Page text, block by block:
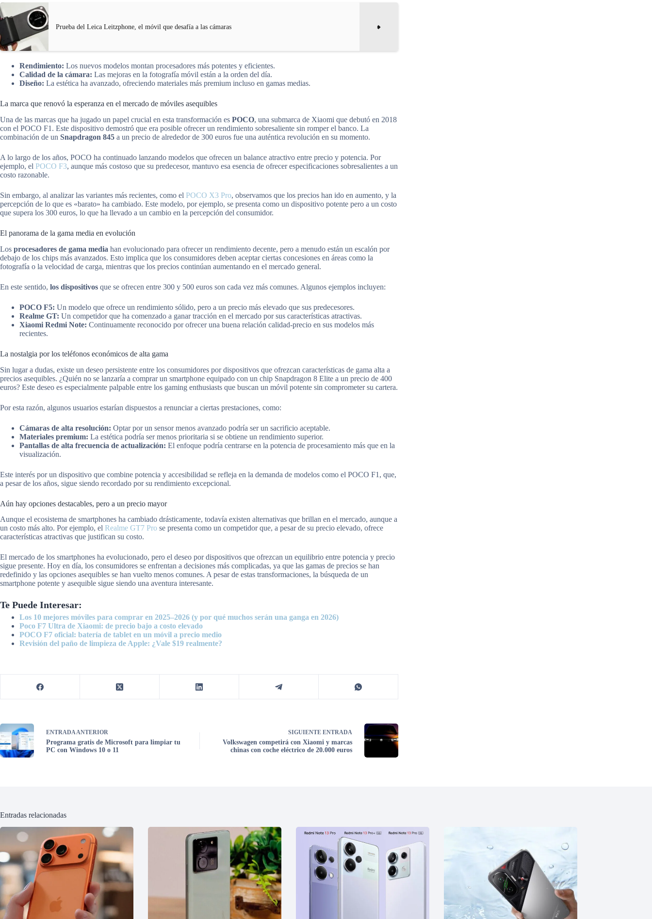
Prueba del Leica Leitzphone, el móvil que desafía a las cámaras
Rendimiento: Los nuevos modelos montan procesadores más potentes y eficientes.
Calidad de la cámara: Las mejoras en la fotografía móvil están a la orden del día.
Diseño: La estética ha avanzado, ofreciendo materiales más premium incluso en gamas medias.
La marca que renovó la esperanza en el mercado de móviles asequibles
Una de las marcas que ha jugado un papel crucial en esta transformación es POCO, una submarca de Xiaomi que debutó en 2018
con el POCO F1. Este dispositivo demostró que era posible ofrecer un rendimiento sobresaliente sin romper el banco. La
combinación de un Snapdragon 845 a un precio de alrededor de 300 euros fue una auténtica revolución en su momento.
A lo largo de los años, POCO ha continuado lanzando modelos que ofrecen un balance atractivo entre precio y potencia. Por
ejemplo, el POCO F3, aunque más costoso que su predecesor, mantuvo esa esencia de ofrecer especificaciones sobresalientes a un
costo razonable.
Sin embargo, al analizar las variantes más recientes, como el POCO X3 Pro, observamos que los precios han ido en aumento, y la
percepción de lo que es «barato» ha cambiado. Este modelo, por ejemplo, se presenta como un dispositivo potente pero a un costo
que supera los 300 euros, lo que ha llevado a un cambio en la percepción del consumidor.
El panorama de la gama media en evolución
Los procesadores de gama media han evolucionado para ofrecer un rendimiento decente, pero a menudo están un escalón por
debajo de los chips más avanzados. Esto implica que los consumidores deben aceptar ciertas concesiones en áreas como la
fotografía o la velocidad de carga, mientras que los precios continúan aumentando en el mercado general.
En este sentido, los dispositivos que se ofrecen entre 300 y 500 euros son cada vez más comunes. Algunos ejemplos incluyen:
POCO F5: Un modelo que ofrece un rendimiento sólido, pero a un precio más elevado que sus predecesores.
Realme GT: Un competidor que ha comenzado a ganar tracción en el mercado por sus características atractivas.
Xiaomi Redmi Note: Continuamente reconocido por ofrecer una buena relación calidad-precio en sus modelos más
recientes.
La nostalgia por los teléfonos económicos de alta gama
Sin lugar a dudas, existe un deseo persistente entre los consumidores por dispositivos que ofrezcan características de gama alta a
precios asequibles. ¿Quién no se lanzaría a comprar un smartphone equipado con un chip Snapdragon 8 Elite a un precio de 400
euros? Este deseo es especialmente palpable entre los gaming enthusiasts que buscan un móvil potente sin comprometer su cartera.
Por esta razón, algunos usuarios estarían dispuestos a renunciar a ciertas prestaciones, como:
Cámaras de alta resolución: Optar por un sensor menos avanzado podría ser un sacrificio aceptable.
Materiales premium: La estética podría ser menos prioritaria si se obtiene un rendimiento superior.
Pantallas de alta frecuencia de actualización: El enfoque podría centrarse en la potencia de procesamiento más que en la
visualización.
Este interés por un dispositivo que combine potencia y accesibilidad se refleja en la demanda de modelos como el POCO F1, que,
a pesar de los años, sigue siendo recordado por su rendimiento excepcional.
Aún hay opciones destacables, pero a un precio mayor
Aunque el ecosistema de smartphones ha cambiado drásticamente, todavía existen alternativas que brillan en el mercado, aunque a
un costo más alto. Por ejemplo, el Realme GT7 Pro se presenta como un competidor que, a pesar de su precio elevado, ofrece
características atractivas que justifican su costo.
El mercado de los smartphones ha evolucionado, pero el deseo por dispositivos que ofrezcan un equilibrio entre potencia y precio
sigue presente. Hoy en día, los consumidores se enfrentan a decisiones más complicadas, ya que las gamas de precios se han
redefinido y las opciones asequibles se han vuelto menos comunes. A pesar de estas transformaciones, la búsqueda de un
smartphone potente y asequible sigue siendo una aventura interesante.
Te Puede Interesar:
Los 10 mejores móviles para comprar en 2025–2026 (y por qué muchos serán una ganga en 2026)
Poco F7 Ultra de Xiaomi: de precio bajo a costo elevado
POCO F7 oficial: batería de tablet en un móvil a precio medio
Revisión del paño de limpieza de Apple: ¿Vale $19 realmente?
ENTRADAANTERIOR
Programa gratis de Microsoft para limpiar tu
PC con Windows 10 o 11
SIGUIENTEENTRADA
Volkswagen competirá con Xiaomi y marcas
chinas con coche eléctrico de 20.000 euros
Entradas relacionadas